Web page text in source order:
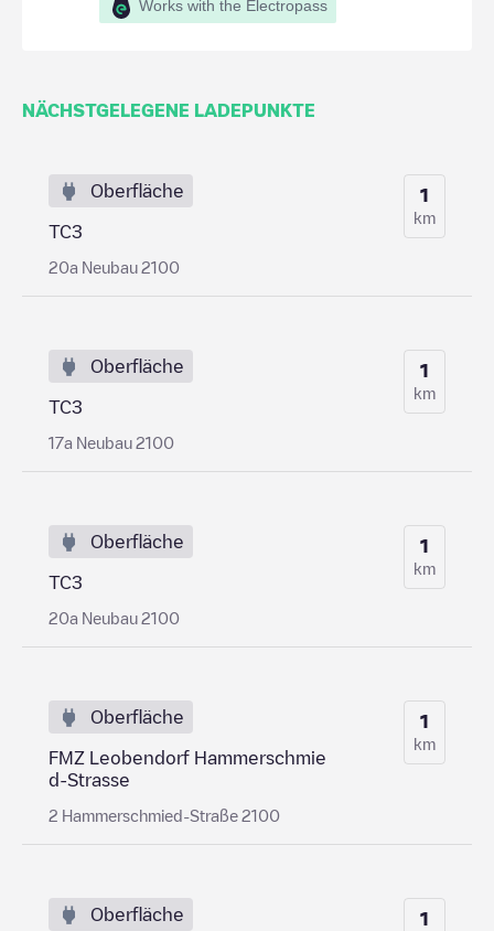
Works with the Electropass
NÄCHSTGELEGENE LADEPUNKTE
Oberfläche
TC3
20a Neubau 2100
1
km
Oberfläche
TC3
17a Neubau 2100
1
km
Oberfläche
TC3
20a Neubau 2100
1
km
Oberfläche
FMZ Leobendorf Hammerschmie
d-Strasse
2 Hammerschmied-Straße 2100
1
km
Oberfläche 1